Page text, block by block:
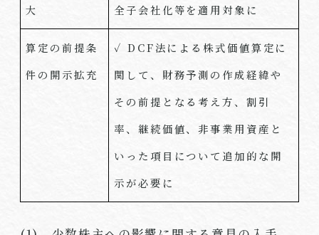
大
全子会社化等を適用対象に
算定の前提条
件の開示拡充
✓ DCF法による株式価値算定に
関して、財務予測の作成経緯や
その前提となる考え方、割引
率、継続価値、非事業用資産と
いった項目について追加的な開
示が必要に